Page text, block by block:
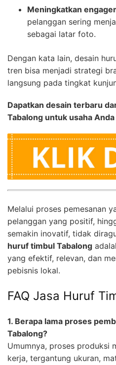
Meningkatkan
pelanggan sering
sebagai latar foto.
Dengan kata lain, desain
tren bisa menjadi strategi
langsung pada tingkat
Dapatkan desain terbaru
Tabalong untuk usaha
Melalui proses pemesanan
pelanggan yang positif,
semakin inovatif, tidak
huruf timbul Tabalong
yang efektif, relevan, dan
pebisnis lokal.
FAQ Jasa Huruf
1. Berapa lama proses
Tabalong?
Umumnya, proses produksi
kerja, tergantung ukuran,